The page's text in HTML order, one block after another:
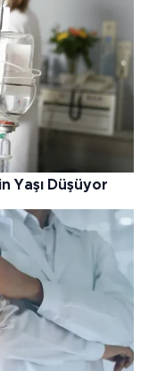
Yaşı Düşüyor